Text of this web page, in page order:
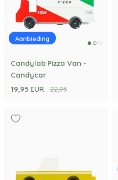
Aanbieding
Candylab Pizza Van -
Candycar
19,95 EUR
22,95